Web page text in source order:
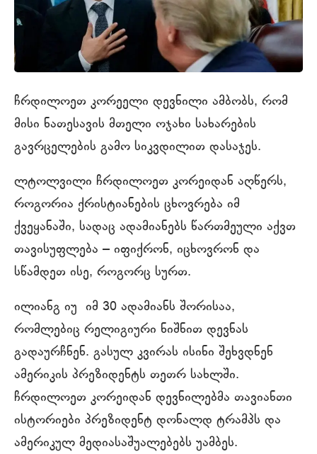
ჩრდილოეთ კორეელი დევნილი ამბობს, რომ
მისი ნათესავის მთელი ოჯახი სახარების
გავრცელების გამო სიკვდილით დასაჯეს.
ლტოლვილი ჩრდილოეთ კორეიდან აღწერს,
როგორია ქრისტიანების ცხოვრება იმ
ქვეყანაში, სადაც ადამიანებს წართმეული აქვთ
თავისუფლება – იფიქრონ, იცხოვრონ და
სწამდეთ ისე, როგორც სურთ.
ილიანგ იუ იმ 30 ადამიანს შორისაა,
რომლებიც რელიგიური ნიშნით დევნას
გადაურჩნენ. გასულ კვირას ისინი შეხვდნენ
ამერიკის პრეზიდენტს თეთრ სახლში.
ჩრდილოეთ კორეიდან დევნილებმა თავიანთი
ისტორიები პრეზიდენტ დონალდ ტრამპს და
ამერიკულ მედიასაშუალებებს უამბეს.